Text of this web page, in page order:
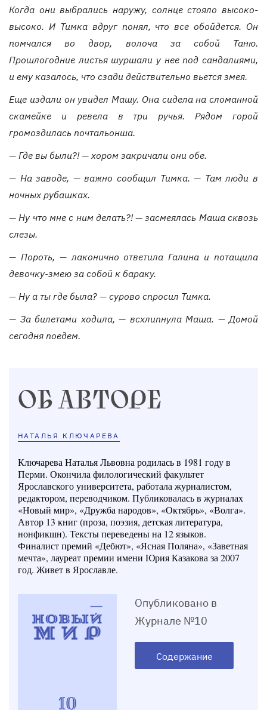
Когда они выбрались наружу, солнце стояло высоко-
высоко. И Тимка вдруг понял, что все обойдется. Он
помчался во двор, волоча за собой Таню.
Прошлогодние листья шуршали у нее под сандалиями,
и ему казалось, что сзади действительно вьется змея.
Еще издали он увидел Машу. Она сидела на сломанной
скамейке и ревела в три ручья. Рядом горой
громоздилась почтальонша.
— Где вы были?! — хором закричали они обе.
— На заводе, — важно сообщил Тимка. — Там люди в
ночных рубашках.
— Ну что мне с ним делать?! — засмеялась Маша сквозь
слезы.
— Пороть, — лаконично ответила Галина и потащила
девочку-змею за собой к бараку.
— Ну а ты где была? — сурово спросил Тимка.
— За билетами ходила, — всхлипнула Маша. — Домой
сегодня поедем.
ОБ АВТОРЕ
НАТАЛЬЯ КЛЮЧАРЕВА
Ключарева Наталья Львовна родилась в 1981 году в
Перми. Окончила филологический факультет
Ярославского университета, работала журналистом,
редактором, переводчиком. Публиковалась в журналах
«Новый мир», «Дружба народов», «Октябрь», «Волга».
Автор 13 книг (проза, поэзия, детская литература,
нонфикшн). Тексты переведены на 12 языков.
Финалист премий «Дебют», «Ясная Поляна», «Заветная
мечта», лауреат премии имени Юрия Казакова за 2007
год. Живет в Ярославле.
10
Опубликовано в
Журнале №10
Содержание